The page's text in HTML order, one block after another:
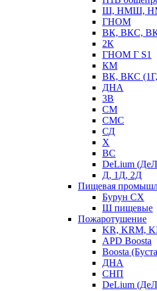
Ш, НМШ,
ГНОМ
ВК, ВКС,
2К
ГНОМ Г S1
КМ
ВК, ВКС
ДНА
3В
СМ
СМС
СД
Х
ВС
DeLium
Д, 1Д, 2Д
Пищевая
Бурун СХ
Ш пищевые
Пожаротушение
KR, KRM,
APD Boosta
Boosta
ДНА
СНП
DeLium